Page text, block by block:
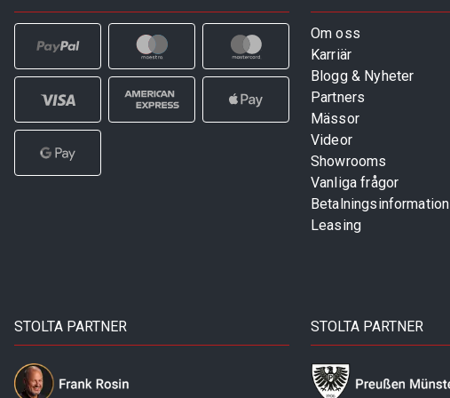
Om oss
Karriär
Blogg & Nyheter
Partners
Mässor
Videor
Showrooms
Vanliga frågor
Betalningsinformation
Leasing
STOLTA PARTNER STOLTA PARTNER